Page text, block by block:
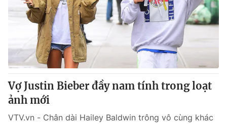
Vợ Justin Bieber đầy nam tính trong loạt
ảnh mới
VTV.vn - Chân dài Hailey Baldwin trông vô cùng khác